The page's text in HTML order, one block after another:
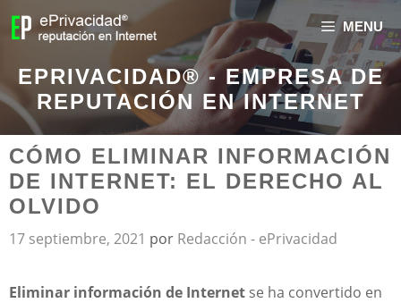
MENU
EPRIVACIDAD® - EMPRESA DE
REPUTACIÓN EN INTERNET
CÓMO ELIMINAR INFORMACIÓN
DE INTERNET: EL DERECHO AL
OLVIDO
17 septiembre, 2021 por Redacción - ePrivacidad
Eliminar información de Internet se ha convertido en